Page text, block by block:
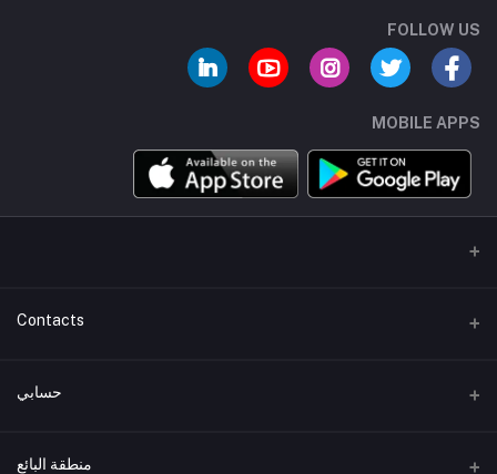
FOLLOW US
MOBILE APPS
Contacts
عنوان
+01007744462
حسابي
تسجيل الدخول منطقة البائع